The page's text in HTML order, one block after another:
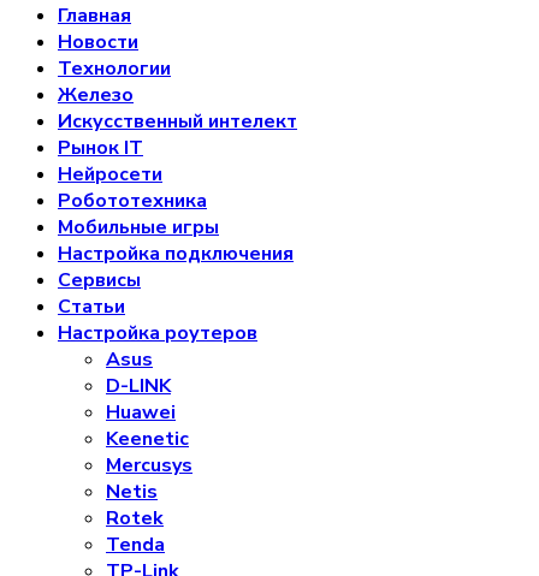
Главная
Новости
Технологии
Железо
Искусственный интелект
Рынок IT
Нейросети
Робототехника
Мобильные игры
Настройка подключения
Сервисы
Статьи
Настройка роутеров
Asus
D-LINK
Huawei
Keenetic
Mercusys
Netis
Rotek
Tenda